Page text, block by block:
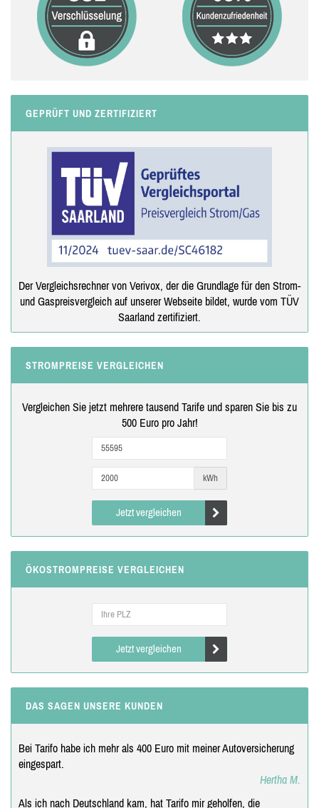
GEPRÜFT UND ZERTIFIZIERT
Der Vergleichsrechner von Verivox, der die Grundlage für den Strom-
und Gaspreisvergleich auf unserer Webseite bildet, wurde vom TÜV
Saarland zertifiziert.
STROMPREISE VERGLEICHEN
Vergleichen Sie jetzt mehrere tausend Tarife und sparen Sie bis zu
500 Euro pro Jahr!
kWh
Jetzt vergleichen
ÖKOSTROMPREISE VERGLEICHEN
Jetzt vergleichen
DAS SAGEN UNSERE KUNDEN
Bei Tarifo habe ich mehr als 400 Euro mit meiner Autoversicherung
eingespart.
Hertha M.
Als ich nach Deutschland kam, hat Tarifo mir geholfen, die